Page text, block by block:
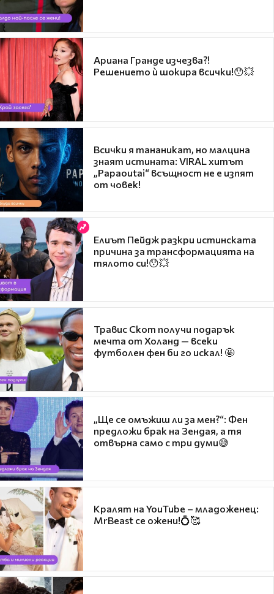
Ариана Гранде изчезва?!
Решението ѝ шокира всички!😯💥
Всички я тананикат, но малцина
знаят истината: VIRAL хитът
„Papaoutai“ всъщност не е изпят
от човек!
Елиът Пейдж разкри истинската
причина за трансформацията на
тялото си!😯💥
Травис Скот получи подарък
мечта от Холанд — всеки
футболен фен би го искал! 🤩
„Ще се омъжиш ли за мен?“: Фен
предложи брак на Зендая, а тя
отвърна само с три думи😅
Кралят на YouTube – младоженец:
MrBeast се ожени!💍🥰